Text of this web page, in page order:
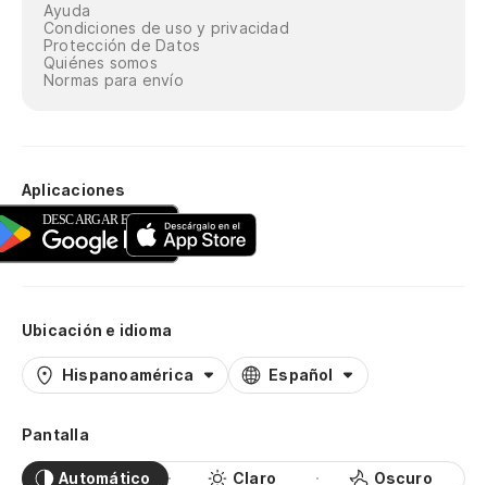
Ayuda
Condiciones de uso y privacidad
Protección de Datos
Quiénes somos
Normas para envío
Aplicaciones
Ubicación e idioma
Hispanoamérica Español
Pantalla
Automático Claro Oscuro